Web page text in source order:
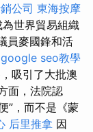
公司 東海按摩
為世界貿易組織
員麥國鋒和活
google seo教學
吸引了大批澳
面，法院認
”，而不是《蒙
后里推拿 因